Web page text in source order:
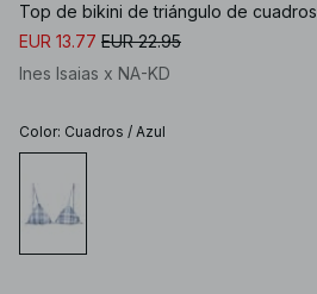
Top de bikini de triángulo de cuadros
EUR 13.77 EUR 22.95
Ines Isaias x NA-KD
Color: Cuadros / Azul